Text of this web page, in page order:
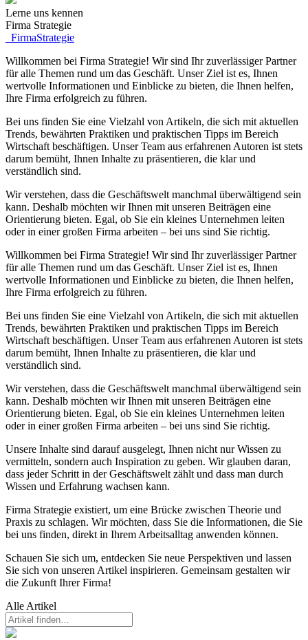
Lerne uns kennen
Firma Strategie
FirmaStrategie
Willkommen bei Firma Strategie! Wir sind Ihr zuverlässiger Partner
für alle Themen rund um das Geschäft. Unser Ziel ist es, Ihnen
wertvolle Informationen und Einblicke zu bieten, die Ihnen helfen,
Ihre Firma erfolgreich zu führen.
Bei uns finden Sie eine Vielzahl von Artikeln, die sich mit aktuellen
Trends, bewährten Praktiken und praktischen Tipps im Bereich
Wirtschaft beschäftigen. Unser Team aus erfahrenen Autoren ist stets
darum bemüht, Ihnen Inhalte zu präsentieren, die klar und
verständlich sind.
Wir verstehen, dass die Geschäftswelt manchmal überwältigend sein
kann. Deshalb möchten wir Ihnen mit unseren Beiträgen eine
Orientierung bieten. Egal, ob Sie ein kleines Unternehmen leiten
oder in einer großen Firma arbeiten – bei uns sind Sie richtig.
Willkommen bei Firma Strategie! Wir sind Ihr zuverlässiger Partner
für alle Themen rund um das Geschäft. Unser Ziel ist es, Ihnen
wertvolle Informationen und Einblicke zu bieten, die Ihnen helfen,
Ihre Firma erfolgreich zu führen.
Bei uns finden Sie eine Vielzahl von Artikeln, die sich mit aktuellen
Trends, bewährten Praktiken und praktischen Tipps im Bereich
Wirtschaft beschäftigen. Unser Team aus erfahrenen Autoren ist stets
darum bemüht, Ihnen Inhalte zu präsentieren, die klar und
verständlich sind.
Wir verstehen, dass die Geschäftswelt manchmal überwältigend sein
kann. Deshalb möchten wir Ihnen mit unseren Beiträgen eine
Orientierung bieten. Egal, ob Sie ein kleines Unternehmen leiten
oder in einer großen Firma arbeiten – bei uns sind Sie richtig.
Unsere Inhalte sind darauf ausgelegt, Ihnen nicht nur Wissen zu
vermitteln, sondern auch Inspiration zu geben. Wir glauben daran,
dass jeder Schritt in der Geschäftswelt zählt und dass man durch
Wissen und Erfahrung wachsen kann.
Firma Strategie existiert, um eine Brücke zwischen Theorie und
Praxis zu schlagen. Wir möchten, dass Sie die Informationen, die Sie
bei uns finden, direkt in Ihrem Arbeitsalltag anwenden können.
Schauen Sie sich um, entdecken Sie neue Perspektiven und lassen
Sie sich von unseren Artikel inspirieren. Gemeinsam gestalten wir
die Zukunft Ihrer Firma!
Alle Artikel